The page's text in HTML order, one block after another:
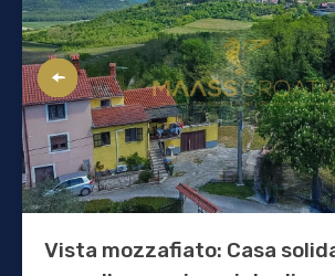
Vista mozzafiato: Casa